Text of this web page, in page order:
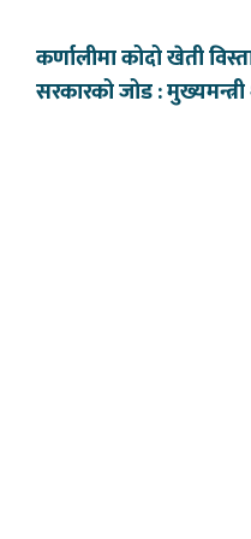
कर्णालीमा कोदो खेती
सरकारको जोड : मुख्यमन्त्री